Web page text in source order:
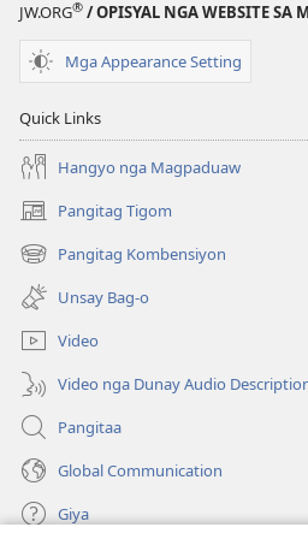
JW.ORG® / OPISYAL NGA WEBSITE SA
Mga Appearance Setting
Quick Links
Hangyo nga Magpaduaw
Pangitag Tigom
(mo-
open
ug
bag-
ong
window)
Pangitag Kombensiyon
(mo-
open
ug
bag-
ong
window)
Unsay Bag-o
Video
Video nga Dunay Audio
Pangitaa
Global Communication
Giya